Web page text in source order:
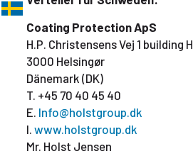
Coating Protection ApS
H.P. Christensens Vej 1 building H
3000 Helsingør
Dänemark (DK)
T. +45 70 40 45 40
E. Info@holstgroup.dk
I. www.holstgroup.dk
Mr. Holst Jensen